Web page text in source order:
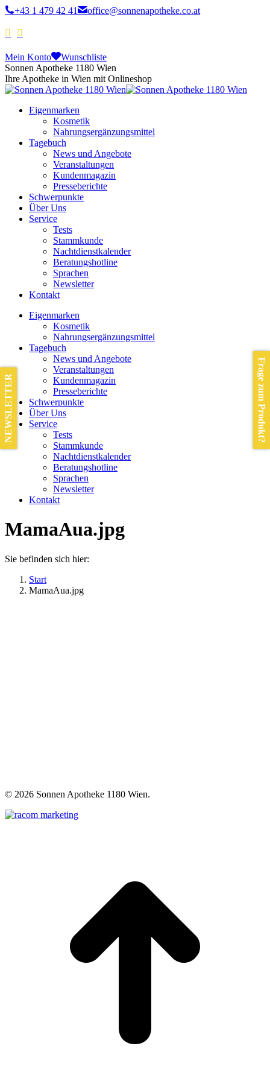
+43 1 479 42 41 office@sonnenapotheke.co.at
Mein Konto
Wunschliste
Sonnen Apotheke 1180 Wien
Ihre Apotheke in Wien mit Onlineshop
Eigenmarken
Kosmetik
Nahrungsergänzungsmittel
Tagebuch
News und Angebote
Veranstaltungen
Kundenmagazin
Presseberichte
Schwerpunkte
Über Uns
Service
Tests
Stammkunde
Nachtdienstkalender
Beratungshotline
Sprachen
Newsletter
Kontakt
Eigenmarken
Kosmetik
Nahrungsergänzungsmittel
Tagebuch
News und Angebote
Veranstaltungen
Kundenmagazin
Presseberichte
Schwerpunkte
Über Uns
Service
Tests
Stammkunde
Nachtdienstkalender
Beratungshotline
Sprachen
Newsletter
Kontakt
MamaAua.jpg
Sie befinden sich hier:
Start
MamaAua.jpg
© 2026 Sonnen Apotheke 1180 Wien.
Frage zum Produkt?
NEWSLETTER